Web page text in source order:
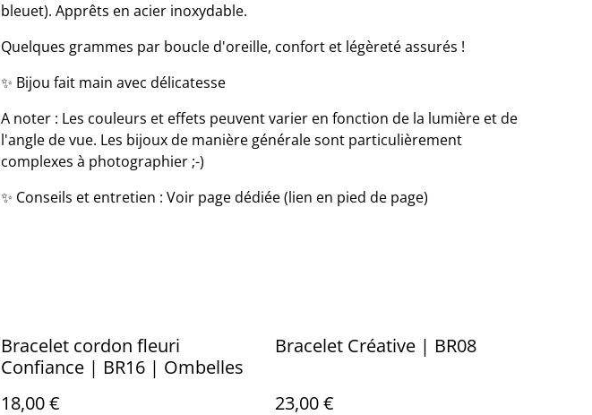
bleuet). Apprêts en acier inoxydable.
Quelques grammes par boucle d'oreille, confort et légèreté assurés !
✨ Bijou fait main avec délicatesse
A noter : Les couleurs et effets peuvent varier en fonction de la lumière et de
l'angle de vue. Les bijoux de manière générale sont particulièrement
complexes à photographier ;-)
✨ Conseils et entretien : Voir page dédiée (lien en pied de page)
Bracelet cordon fleuri
Confiance | BR16 | Ombelles
18,00 €
Bracelet Créative | BR08
23,00 €